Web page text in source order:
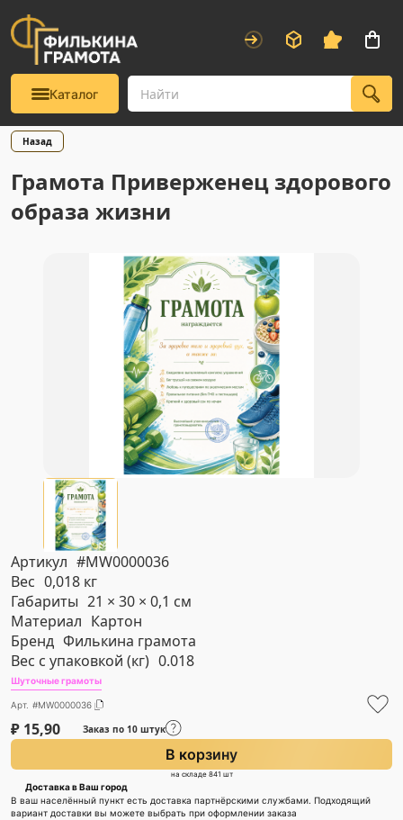
Каталог
Назад
Грамота Приверженец здорового
образа жизни
Артикул #MW0000036
Вес 0,018 кг
Габариты 21 × 30 × 0,1 см
Материал Картон
Бренд Филькина грамота
Вес с упаковкой (кг) 0.018
Шуточные грамоты
Арт. #MW0000036
₽ 15,90 Заказ по 10 штук
В корзину
на складе 841 шт
Доставка в Ваш город
В ваш населённый пункт есть доставка партнёрскими службами. Подходящий
вариант доставки вы можете выбрать при оформлении заказа